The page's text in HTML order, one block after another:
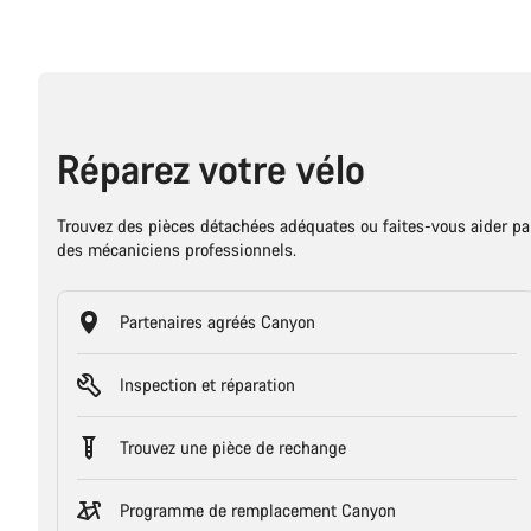
Réparez votre vélo
Trouvez des pièces détachées adéquates ou faites-vous aider
des mécaniciens professionnels.
Partenaires agréés Canyon
Inspection et réparation
Trouvez une pièce de rechange
Programme de remplacement Canyon